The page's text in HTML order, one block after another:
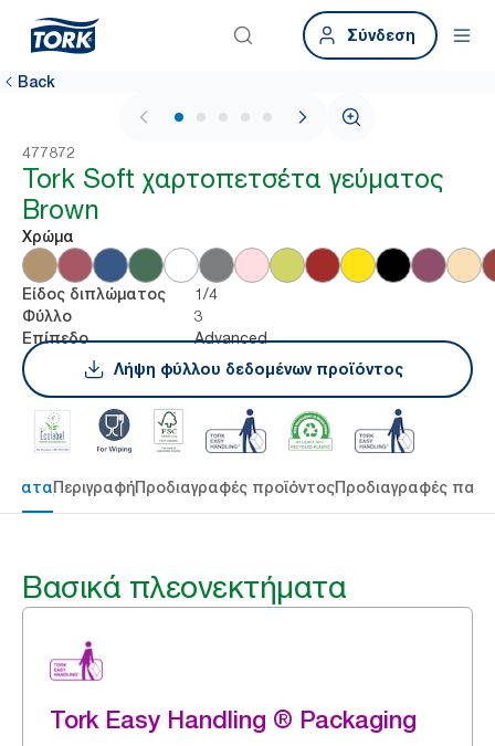
Σύνδεση
Back
1 / 6
477872
Tork Soft χαρτοπετσέτα γεύματος
Brown
Χρώμα
Είδος διπλώματος 1/4
Φύλλο 3
Επίπεδο
Advanced
Λήψη φύλλου δεδομένων προϊόντος
ΠεριγραφήΠροδιαγραφές προϊόντοςΠροδιαγραφές
Βασικά πλεονεκτήματα
Tork Easy Handling ® Packaging